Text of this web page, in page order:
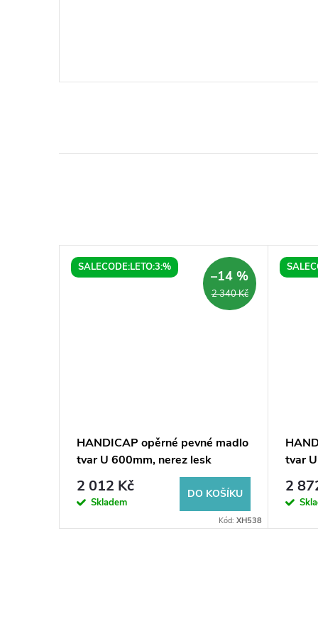
SALECODE:LETO:3:%
2 340 Kč
–14 %
HANDICAP opěrné pevné madlo
tvar U 600mm, nerez lesk
2 012 Kč
Skladem
DO KOŠÍKU
Kód: XH538
tvar
2